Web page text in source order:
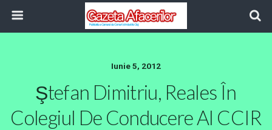
Iunie 5, 2012
Ştefan Dimitriu, Reales În
Colegiul De Conducere Al CCIR